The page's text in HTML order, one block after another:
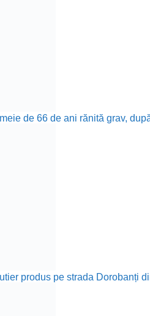
de 66 de ani rănită grav,
produs pe strada Dorobanți